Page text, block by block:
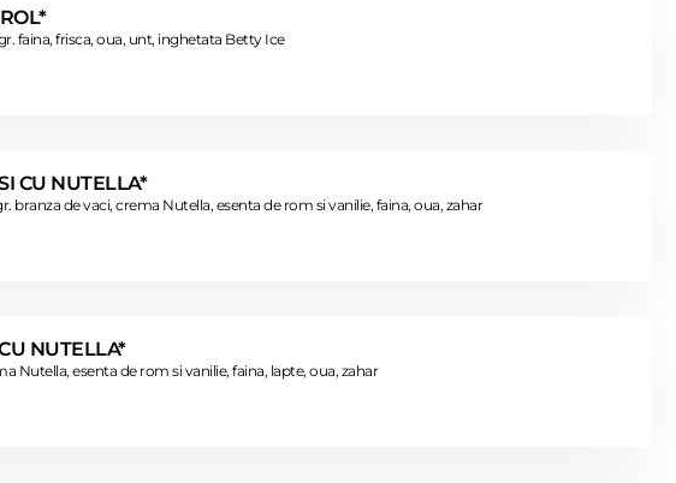
faina, frisca, oua, unt, inghetata Betty Ice
CU NUTELLA*
branza de vaci, crema Nutella, esenta de rom si vanilie, faina, oua, zahar
NUTELLA*
Nutella, esenta de rom si vanilie, faina, lapte, oua, zahar